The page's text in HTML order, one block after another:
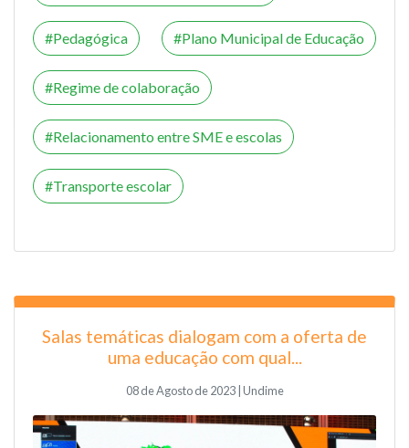
Pedagógica Plano Municipal de Educação
Regime de colaboração
Relacionamento entre SME e escolas
Transporte escolar
Salas temáticas dialogam com a oferta de
uma educação com qual...
08 de Agosto de 2023 | Undime